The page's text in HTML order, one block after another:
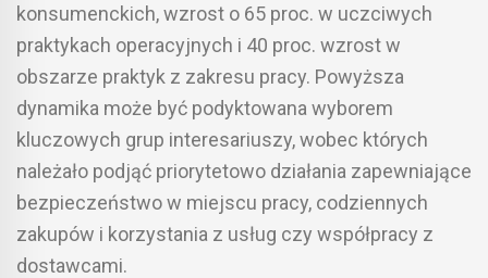
konsumenckich, wzrost o 65 proc. w uczciwych
praktykach operacyjnych i 40 proc. wzrost w
obszarze praktyk z zakresu pracy. Powyższa
dynamika może być podyktowana wyborem
kluczowych grup interesariuszy, wobec których
należało podjąć priorytetowo działania zapewniające
bezpieczeństwo w miejscu pracy, codziennych
zakupów i korzystania z usług czy współpracy z
dostawcami.